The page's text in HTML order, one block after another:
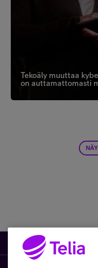
Tekoäly muuttaa
on auttamattomasti
Tuotteet